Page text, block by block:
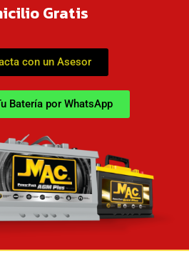
Gratis
con un Asesor
Batería por WhatsApp